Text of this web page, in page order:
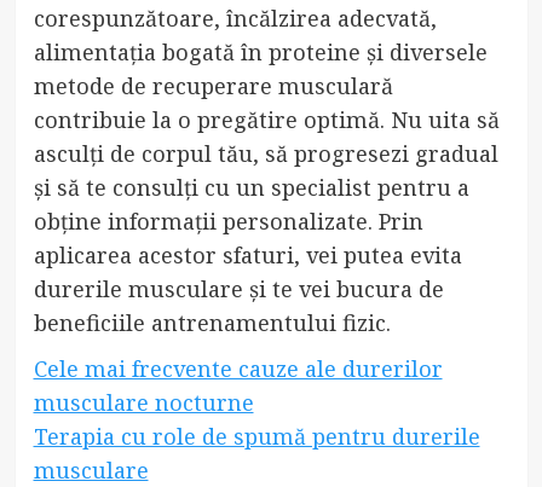
corespunzătoare, încălzirea adecvată,
alimentația bogată în proteine și diversele
metode de recuperare musculară
contribuie la o pregătire optimă. Nu uita să
asculți de corpul tău, să progresezi gradual
și să te consulți cu un specialist pentru a
obține informații personalizate. Prin
aplicarea acestor sfaturi, vei putea evita
durerile musculare și te vei bucura de
beneficiile antrenamentului fizic.
Cele mai frecvente cauze ale durerilor
musculare nocturne
Terapia cu role de spumă pentru durerile
musculare